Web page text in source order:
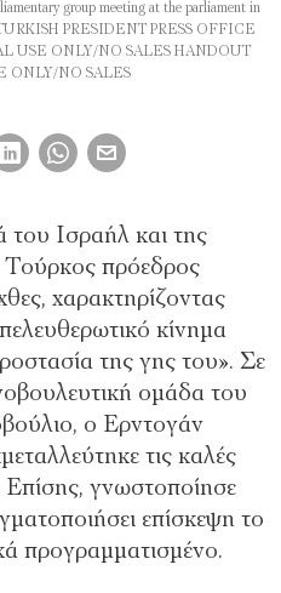
group meeting at the parliament in
PRESIDENT PRESS OFFICE
USE ONLY/NO SALES HANDOUT
ONLY/NO SALES
του Ισραήλ και της
πρόεδρος
χαρακτηρίζοντας
κίνημα
της γης του». Σε
ομάδα του
ο Ερντογάν
τις καλές
Επίσης, γνωστοποίησε
επίσκεψη το
προγραμματισμένο.